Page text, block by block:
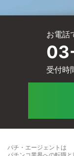
サ
ー
ー
ル
お電話
受付時
パチ・エージェントは